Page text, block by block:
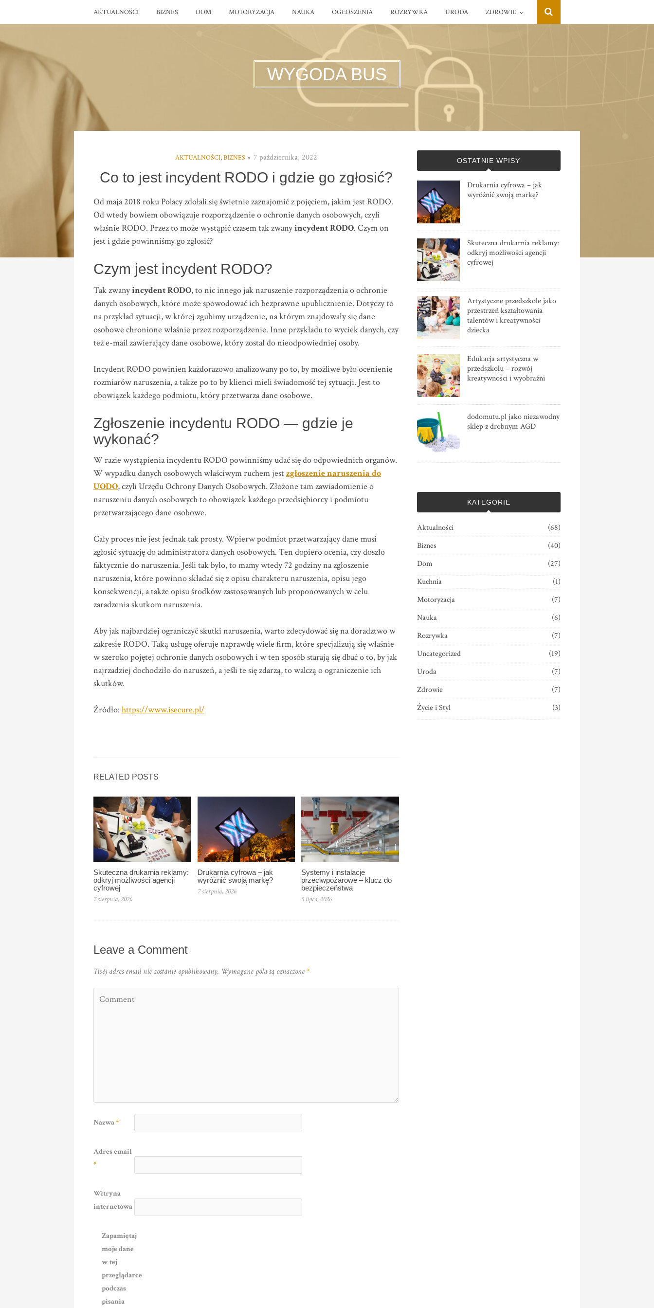
AKTUALNOŚCI BIZNES DOM MOTORYZACJA NAUKA OGŁOSZENIA ROZRYWKA URODA ZDROWIE
WYGODA BUS
AKTUALNOŚCI,BIZNES 7 października, 2022
Co to jest incydent RODO i gdzie go zgłosić?
Od maja 2018 roku Polacy zdołali się świetnie zaznajomić z pojęciem, jakim jest RODO.
Od wtedy bowiem obowiązuje rozporządzenie o ochronie danych osobowych, czyli
właśnie RODO. Przez to może wystąpić czasem tak zwanyincydent RODO. Czym on
jest i gdzie powinniśmy go zgłosić?
Czym jest incydent RODO?
Tak zwanyincydent RODO, to nic innego jak naruszenie rozporządzenia o ochronie
danych osobowych, które może spowodować ich bezprawne upublicznienie. Dotyczy to
na przykład sytuacji, w której zgubimy urządzenie, na którym znajdowały się dane
osobowe chronione właśnie przez rozporządzenie. Inne przykładu to wyciek danych, czy
też e-mail zawierający dane osobowe, który został do nieodpowiedniej osoby.
Incydent RODO powinien każdorazowo analizowany po to, by możliwe było ocenienie
rozmiarów naruszenia, a także po to by klienci mieli świadomość tej sytuacji. Jest to
obowiązek każdego podmiotu, który przetwarza dane osobowe.
Zgłoszenie incydentu RODO — gdzie je
wykonać?
W razie wystąpienia incydentu RODO powinniśmy udać się do odpowiednich organów.
W wypadku danych osobowych właściwym ruchem jestzgłoszenie naruszenia do
UODO, czyli Urzędu Ochrony Danych Osobowych. Złożone tam zawiadomienie o
naruszeniu danych osobowych to obowiązek każdego przedsiębiorcy i podmiotu
przetwarzającego dane osobowe.
Cały proces nie jest jednak tak prosty. Wpierw podmiot przetwarzający dane musi
zgłosić sytuację do administratora danych osobowych. Ten dopiero ocenia, czy doszło
faktycznie do naruszenia. Jeśli tak było, to mamy wtedy 72 godziny na zgłoszenie
naruszenia, które powinno składać się z opisu charakteru naruszenia, opisu jego
konsekwencji, a także opisu środków zastosowanych lub proponowanych w celu
zaradzenia skutkom naruszenia.
Aby jak najbardziej ograniczyć skutki naruszenia, warto zdecydować się na doradztwo w
zakresie RODO. Taką usługę oferuje naprawdę wiele firm, które specjalizują się właśnie
w szeroko pojętej ochronie danych osobowych i w ten sposób starają się dbać o to, by jak
najrzadziej dochodziło do naruszeń, a jeśli te się zdarzą, to walczą o ograniczenie ich
skutków.
Źródło: https://www.isecure.pl/
RELATED POSTS
Skuteczna drukarnia reklamy:
odkryj możliwości agencji
cyfrowej
7 sierpnia, 2026
Drukarnia cyfrowa – jak
wyróżnić swoją markę?
7 sierpnia, 2026
Systemy i instalacje
przeciwpożarowe – klucz do
bezpieczeństwa
5 lipca, 2026
Leave a Comment
Twój adres email nie zostanie opublikowany. Wymagane pola są oznaczone*
Nazwa*
Adres email
*
Witryna
internetowa
Zapamiętaj
moje dane
w tej
przeglądarce
podczas
pisania
OSTATNIE WPISY
Drukarnia cyfrowa – jak
wyróżnić swoją markę?
Skuteczna drukarnia reklamy:
odkryj możliwości agencji
cyfrowej
Artystyczne przedszkole jako
przestrzeń kształtowania
talentów i kreatywności
dziecka
Edukacja artystyczna w
przedszkolu – rozwój
kreatywności i wyobraźni
dodomutu.pl jako niezawodny
sklep z drobnym AGD
KATEGORIE
Aktualności
(68)
Biznes
(40)
Dom
(27)
Kuchnia
(1)
Motoryzacja
(7)
Nauka
(6)
Rozrywka
(7)
Uncategorized
(19)
Uroda
(7)
Zdrowie
(7)
Życie i Styl
(3)